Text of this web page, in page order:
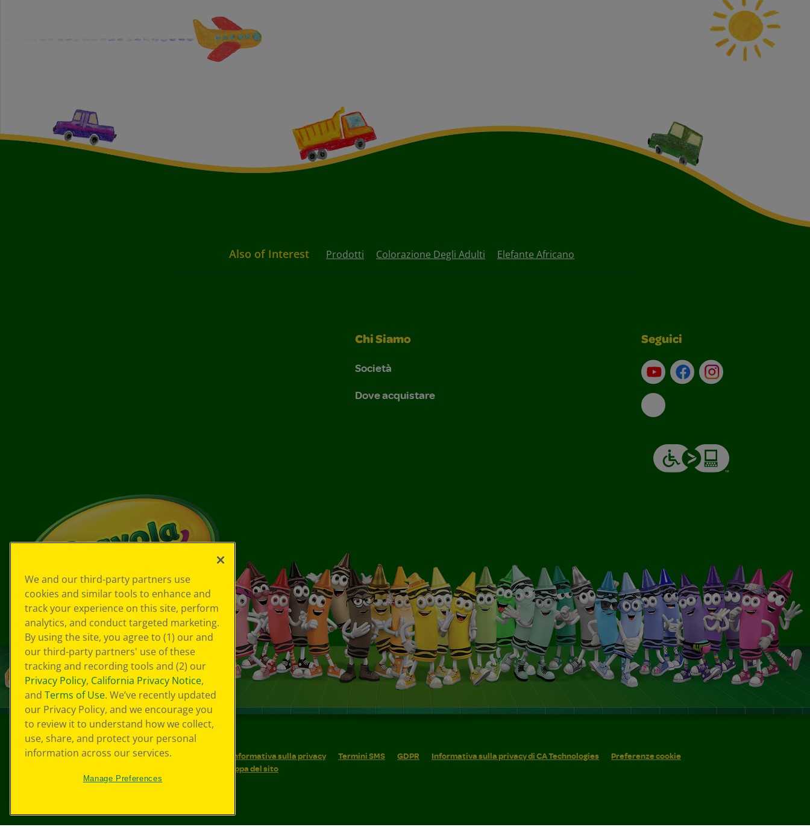
Also of Interest Prodotti Colorazione Degli Adulti Elefante Africano
Chi Siamo
Società
Dove acquistare
Seguici
Su YouTube
ContattiProfilo Instagram
Email
© 2026 Crayola® Tutti i diritti riservati.
Le tue scelte in materia di privacy
Informativa sulla privacy Termini SMS GDPR Informativa sulla privacy di CA Technologies
Preferenze cookie
Mappa del sito
We and our third-party partners use
cookies and similar tools to enhance and
track your experience on this site, perform
analytics, and conduct targeted marketing.
By using the site, you agree to (1) our and
our third-party partners' use of these
tracking and recording tools and (2) our
Privacy Policy, California Privacy Notice,
and Terms of Use. We’ve recently updated
our Privacy Policy, and we encourage you
to review it to understand how we collect,
use, share, and protect your personal
information across our services.
Manage Preferences